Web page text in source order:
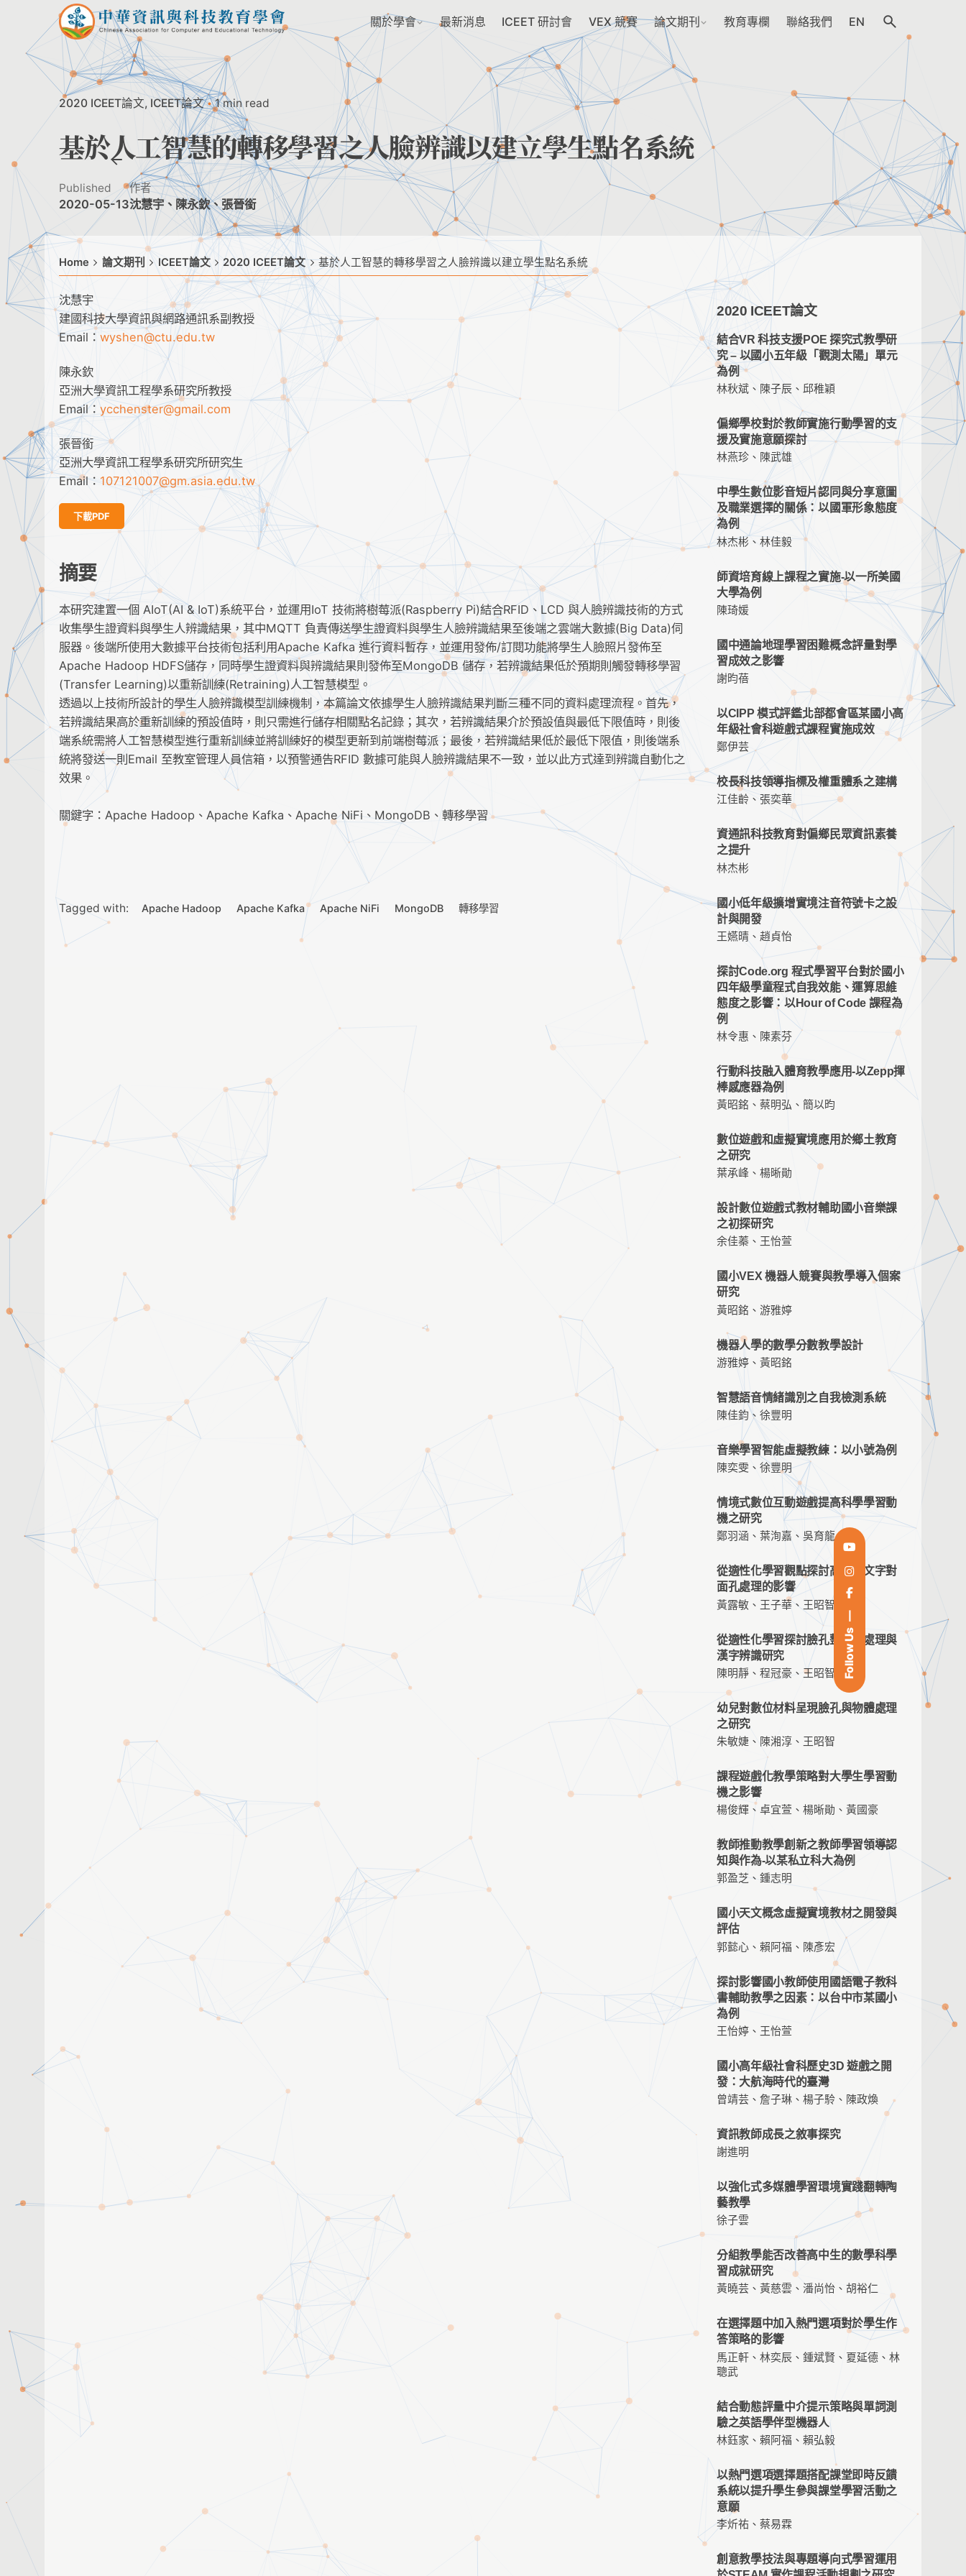
Follow Us
content
關於學會 最新消息 ICEET 研討會 VEX 競賽 論文期刊 教育專欄 聯絡我們 EN
2020 ICEET論文 ICEET論文 1 min read
基於人工智慧的轉移學習之人臉辨識以建立學生點名系統
Published
2020-05-13
作者
沈慧宇、陳永欽、張晉銜
Home 論文期刊 ICEET論文 2020 ICEET論文 基於人工智慧的轉移學習之人臉辨識以建立學生點名系統
沈慧宇
建國科技大學資訊與網路通訊系副教授
Email： wyshen@ctu.edu.tw
陳永欽
亞洲大學資訊工程學系研究所教授
Email： ycchenster@gmail.com
張晉銜
亞洲大學資訊工程學系研究所研究生
Email： 107121007@gm.asia.edu.tw
下載PDF
摘要
本研究建置一個 AIoT(AI & IoT)系統平台，並運用IoT 技術將樹莓派(Raspberry Pi)結合RFID、LCD 與人臉辨識技術的方式
收集學生證資料與學生人辨識結果，其中MQTT 負責傳送學生證資料與學生人臉辨識結果至後端之雲端大數據(Big Data)伺
服器。後端所使用大數據平台技術包括利用Apache Kafka 進行資料暫存，並運用發佈/訂閱功能將學生人臉照片發佈至
Apache Hadoop HDFS儲存，同時學生證資料與辨識結果則發佈至MongoDB 儲存，若辨識結果低於預期則觸發轉移學習
(Transfer Learning)以重新訓練(Retraining)人工智慧模型。
透過以上技術所設計的學生人臉辨識模型訓練機制，本篇論文依據學生人臉辨識結果判斷三種不同的資料處理流程。首先，
若辨識結果高於重新訓練的預設值時，則只需進行儲存相關點名記錄；其次，若辨識結果介於預設值與最低下限值時，則後
端系統需將人工智慧模型進行重新訓練並將訓練好的模型更新到前端樹莓派；最後，若辨識結果低於最低下限值，則後端系
統將發送一則Email 至教室管理人員信箱，以預警通告RFID 數據可能與人臉辨識結果不一致，並以此方式達到辨識自動化之
效果。
關鍵字：Apache Hadoop、Apache Kafka、Apache NiFi、MongoDB、轉移學習
Tagged with: Apache Hadoop Apache Kafka Apache NiFi MongoDB 轉移學習
2020 ICEET論文
結合VR 科技支援POE 探究式教學研
究 – 以國小五年級「觀測太陽」單元
為例
林秋斌、陳子辰、邱稚穎
偏鄉學校對於教師實施行動學習的支
援及實施意願探討
林燕珍、陳武雄
中學生數位影音短片認同與分享意圖
及職業選擇的關係：以國軍形象態度
為例
林杰彬、林佳毅
師資培育線上課程之實施-以一所美國
大學為例
陳琦媛
國中通論地理學習困難概念評量對學
習成效之影響
謝昀蓓
以CIPP 模式評鑑北部都會區某國小高
年級社會科遊戲式課程實施成效
鄭伊芸
校長科技領導指標及權重體系之建構
江佳齡、張奕華
資通訊科技教育對偏鄉民眾資訊素養
之提升
林杰彬
國小低年級擴增實境注音符號卡之設
計與開發
王嬿晴、趙貞怡
探討Code.org 程式學習平台對於國小
四年級學童程式自我效能、運算思維
態度之影響：以Hour of Code 課程為
例
林令惠、陳素芬
行動科技融入體育教學應用-以Zepp揮
棒感應器為例
黃昭銘、蔡明弘、簡以昀
數位遊戲和虛擬實境應用於鄉土教育
之研究
葉承峰、楊晰勛
設計數位遊戲式教材輔助國小音樂課
之初探研究
余佳蓁、王怡萱
國小VEX 機器人競賽與教學導入個案
研究
黃昭銘、游雅婷
機器人學的數學分數教學設計
游雅婷、黃昭銘
智慧語音情緒識別之自我檢測系統
陳佳鈞、徐豐明
音樂學習智能虛擬教練：以小號為例
陳奕雯、徐豐明
情境式數位互動遊戲提高科學學習動
機之研究
鄭羽涵、葉洵嘉、吳育龍
從適性化學習觀點探討高低頻文字對
面孔處理的影響
黃露敏、王子華、王昭智
從適性化學習探討臉孔整體性處理與
漢字辨識研究
陳明靜、程冠豪、王昭智
幼兒對數位材料呈現臉孔與物體處理
之研究
朱敏婕、陳湘淳、王昭智
課程遊戲化教學策略對大學生學習動
機之影響
楊俊輝、卓宜萱、楊晰勛、黃國豪
教師推動教學創新之教師學習領導認
知與作為-以某私立科大為例
郭盈芝、鍾志明
國小天文概念虛擬實境教材之開發與
評估
郭懿心、賴阿福、陳彥宏
探討影響國小教師使用國語電子教科
書輔助教學之因素：以台中市某國小
為例
王怡婷、王怡萱
國小高年級社會科歷史3D 遊戲之開
發：大航海時代的臺灣
曾靖芸、詹子琳、楊子駖、陳政煥
資訊教師成長之敘事探究
謝進明
以強化式多媒體學習環境實踐翻轉陶
藝教學
徐子雲
分組教學能否改善高中生的數學科學
習成就研究
黃曉芸、黃慈雲、潘尚怡、胡裕仁
在選擇題中加入熱門選項對於學生作
答策略的影響
馬正軒、林奕辰、鍾斌賢、夏延德、林
聰武
結合動態評量中介提示策略與單詞測
驗之英語學伴型機器人
林鈺家、賴阿福、賴弘毅
以熱門選項選擇題搭配課堂即時反饋
系統以提升學生參與課堂學習活動之
意願
李炘祐、蔡易霖
創意教學技法與專題導向式學習運用